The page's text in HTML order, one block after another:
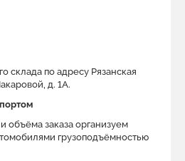
склада по адресу Рязанская
д. 1A.
объёма заказа организуем
грузоподъёмностью